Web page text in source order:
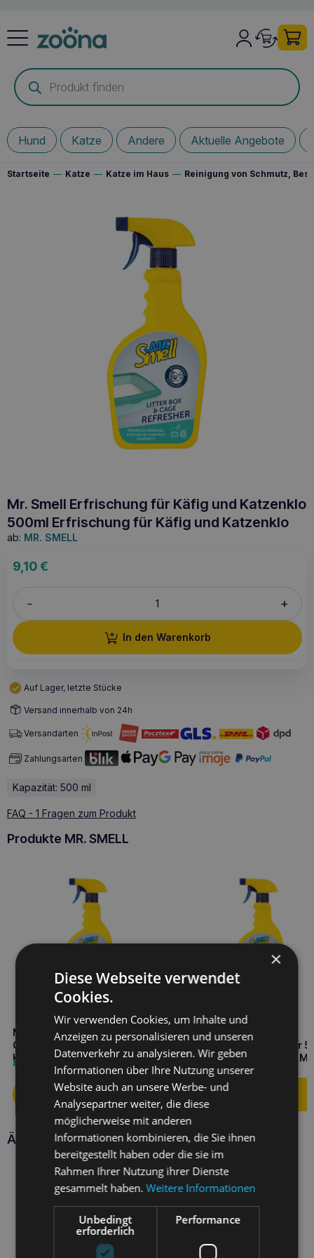
Products
search
Hund Katze Andere Aktuelle Angebote
Startseite — Katze — Katze im Haus — Reinigung von Schmutz,
Mr. Smell Erfrischung für Käfig und Katzenklo
500ml Erfrischung für Käfig und Katzenklo
ab: MR. SMELL
9,10€
– +
In den Warenkorb
Auf Lager, letzte Stücke
Versand innerhalb von 24h
Versandarten
Zahlungsarten
Kapazität: 500 ml
FAQ - 1 Fragen zum Produkt
Produkte MR. SMELL
Mr. Smell Katzenurin-
Geruchsentferner 500ml
Katzenurin-Geruchsentferner
8,60
Mr. Smell Sofa &
Teppichfleckenentferner
entfernt Urinflecken von
und Teppichen
Ähnliche Produkte
×
Diese Webseite verwendet
Cookies.
Wir verwenden Cookies, um Inhalte und
Anzeigen zu personalisieren und unseren
Datenverkehr zu analysieren. Wir geben
Informationen über Ihre Nutzung unserer
Website auch an unsere Werbe- und
Analysepartner weiter, die diese
möglicherweise mit anderen
Informationen kombinieren, die Sie ihnen
bereitgestellt haben oder die sie im
Rahmen Ihrer Nutzung ihrer Dienste
gesammelt haben.Weitere Informationen
Unbedingt
erforderlich
Performance